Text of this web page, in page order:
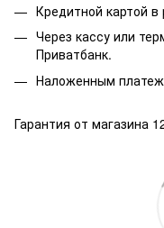
Кредитной картой в
Через кассу или
Приватбанк.
Наложенным
Гарантия от магазина